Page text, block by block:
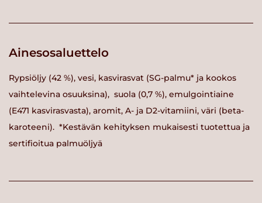
Ainesosaluettelo
Rypsiöljy (42 %), vesi, kasvirasvat (SG-palmu* ja kookos
vaihtelevina osuuksina), suola (0,7 %), emulgointiaine
(E471 kasvirasvasta), aromit, A- ja D2-vitamiini, väri (beta-
karoteeni). *Kestävän kehityksen mukaisesti tuotettua ja
sertifioitua palmuöljyä